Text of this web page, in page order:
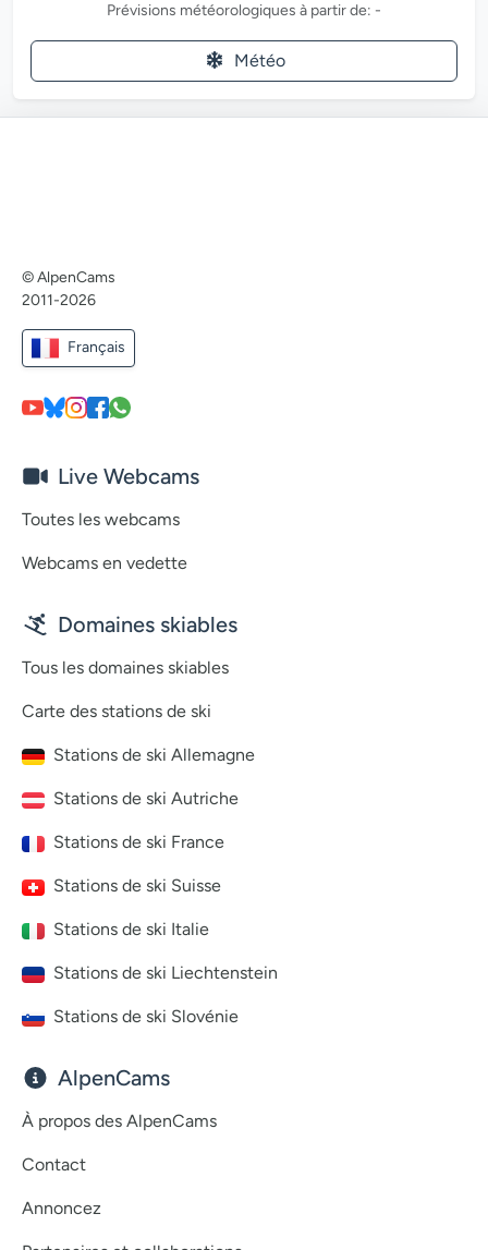
Prévisions météorologiques à partir de: -
Météo
© AlpenCams
2011-2026
Français
Live Webcams
Toutes les webcams
Webcams en vedette
Domaines skiables
Tous les domaines skiables
Carte des stations de ski
Stations de ski Allemagne
Stations de ski Autriche
Stations de ski France
Stations de ski Suisse
Stations de ski Italie
Stations de ski Liechtenstein
Stations de ski Slovénie
AlpenCams
À propos des AlpenCams
Contact
Annoncez